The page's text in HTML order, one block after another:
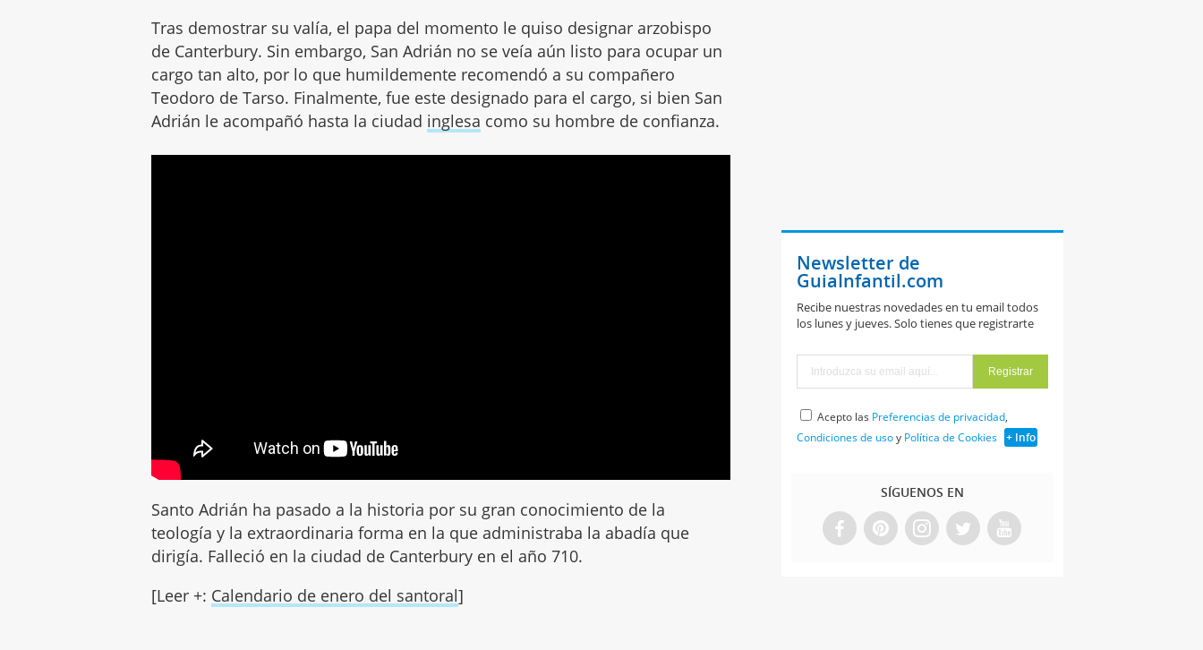
Tras demostrar su valía, el papa del momento le quiso designar arzobispo
de Canterbury. Sin embargo, San Adrián no se veía aún listo para ocupar un
cargo tan alto, por lo que humildemente recomendó a su compañero
Teodoro de Tarso. Finalmente, fue este designado para el cargo, si bien San
Adrián le acompañó hasta la ciudad inglesa como su hombre de confianza.
Santo Adrián ha pasado a la historia por su gran conocimiento de la
teología y la extraordinaria forma en la que administraba la abadía que
dirigía. Falleció en la ciudad de Canterbury en el año 710.
[Leer +: Calendario de enero del santoral]
Newsletter de
GuiaInfantil.com
Recibe nuestras novedades en tu email todos
los lunes y jueves. Solo tienes que registrarte
Acepto las Preferencias de privacidad,
Condiciones de usoy Política de Cookies + Info
SÍGUENOS EN